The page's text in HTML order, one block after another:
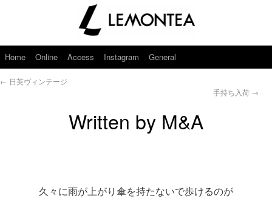
Home Online Access Instagram General
← 日英ヴィンテージ
手持ち入荷 →
Written by M&A
久々に雨が上がり傘を持たないで歩けるのが